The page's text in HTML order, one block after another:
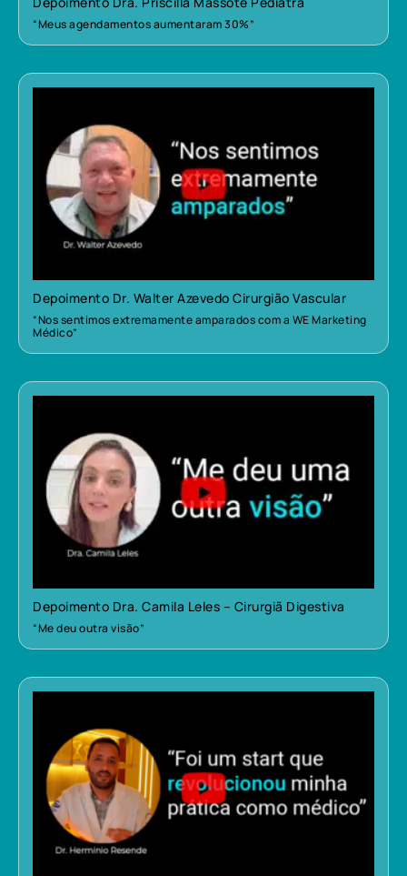
“Meus agendamentos aumentaram 30%”
Depoimento Dr. Walter Azevedo Cirurgião Vascular
“Nos sentimos extremamente amparados com a WE Marketing
Médico”
Depoimento Dra. Camila Leles – Cirurgiã Digestiva
“Me deu outra visão”